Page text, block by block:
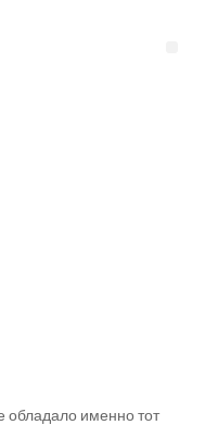
обладало именно тот